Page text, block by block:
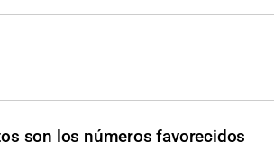
son los números favorecidos